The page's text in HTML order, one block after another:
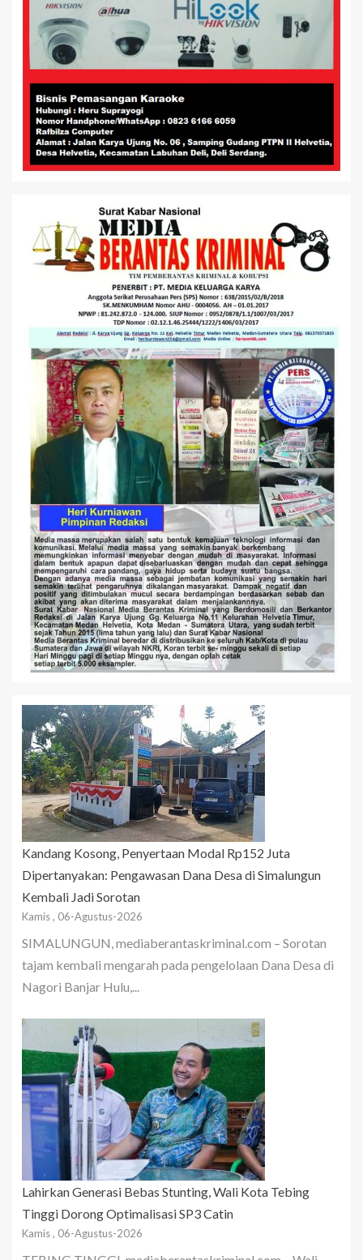
Kandang Kosong, Penyertaan Modal Rp152 Juta
Dipertanyakan: Pengawasan Dana Desa di Simalungun
Kembali Jadi Sorotan
Kamis , 06-Agustus-2026
SIMALUNGUN, mediaberantaskriminal.com – Sorotan
tajam kembali mengarah pada pengelolaan Dana Desa di
Nagori Banjar Hulu,...
Lahirkan Generasi Bebas Stunting, Wali Kota Tebing
Tinggi Dorong Optimalisasi SP3 Catin
Kamis , 06-Agustus-2026